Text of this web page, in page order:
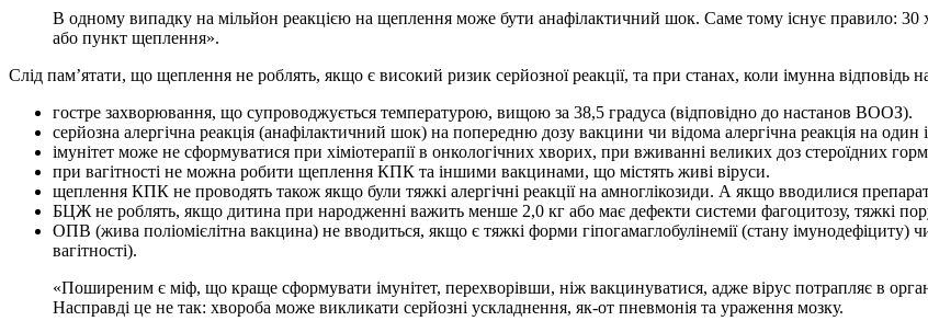
В одному випадку на мільйон реакцією на щеплення може бути анафілактичний шок. Саме тому існує правило: 30
або пункт щеплення».
Слід пам’ятати, що щеплення не роблять, якщо є високий ризик серйозної реакції, та при станах, коли імунна відповідь
гостре захворювання, що супроводжується температурою, вищою за 38,5 градуса (відповідно до настанов ВООЗ).
серйозна алергічна реакція (анафілактичний шок) на попередню дозу вакцини чи відома алергічна реакція на один
імунітет може не сформуватися при хіміотерапії в онкологічних хворих, при вживанні великих доз стероїдних
при вагітності не можна робити щеплення КПК та іншими вакцинами, що містять живі віруси.
щеплення КПК не проводять також якщо були тяжкі алергічні реакції на амноглікозиди. А якщо вводилися
БЦЖ не роблять, якщо дитина при народженні важить менше 2,0 кг або має дефекти системи фагоцитозу, тяжкі
ОПВ (жива поліомієлітна вакцина) не вводиться, якщо є тяжкі форми гіпогамаглобулінемії (стану імунодефіциту)
вагітності).
«Поширеним є міф, що краще сформувати імунітет, перехворівши, ніж вакцинуватися, адже вірус потрапляє в
Насправді це не так: хвороба може викликати серйозні ускладнення, як-от пневмонія та ураження мозку.